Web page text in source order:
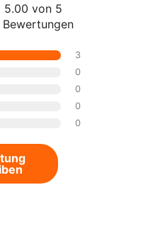
5.00 von 5
3
0
0
0
0